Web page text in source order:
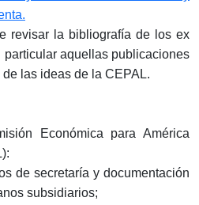
revisar la bibliografía de los ex
particular aquellas publicaciones
las ideas de la CEPAL.
Económica para América
de secretaría y documentación
subsidiarios;